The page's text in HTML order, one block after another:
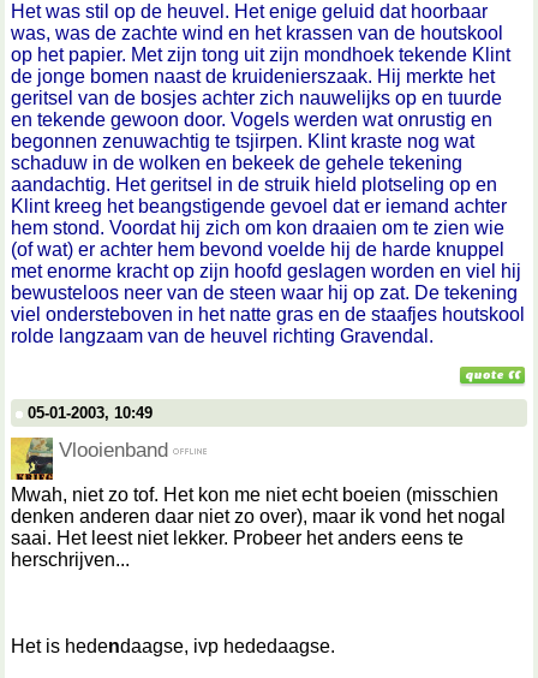
Het was stil op de heuvel. Het enige geluid dat hoorbaar
was, was de zachte wind en het krassen van de houtskool
op het papier. Met zijn tong uit zijn mondhoek tekende Klint
de jonge bomen naast de kruidenierszaak. Hij merkte het
geritsel van de bosjes achter zich nauwelijks op en tuurde
en tekende gewoon door. Vogels werden wat onrustig en
begonnen zenuwachtig te tsjirpen. Klint kraste nog wat
schaduw in de wolken en bekeek de gehele tekening
aandachtig. Het geritsel in de struik hield plotseling op en
Klint kreeg het beangstigende gevoel dat er iemand achter
hem stond. Voordat hij zich om kon draaien om te zien wie
(of wat) er achter hem bevond voelde hij de harde knuppel
met enorme kracht op zijn hoofd geslagen worden en viel hij
bewusteloos neer van de steen waar hij op zat. De tekening
viel ondersteboven in het natte gras en de staafjes houtskool
rolde langzaam van de heuvel richting Gravendal.
05-01-2003, 10:49
Vlooienband
Mwah, niet zo tof. Het kon me niet echt boeien (misschien
denken anderen daar niet zo over), maar ik vond het nogal
saai. Het leest niet lekker. Probeer het anders eens te
herschrijven...
Het is hedendaagse, ivp hededaagse.